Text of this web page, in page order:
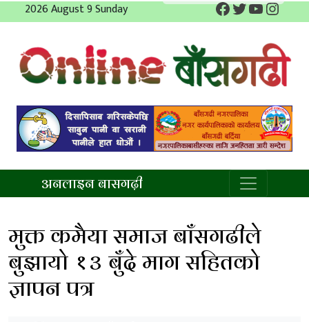
to
2026 August 9 Sunday Facebook
Twitter
YouTube
अनलाइन बासगढ़ी
मुक्त कमैया समाज बाँसगढीले
बुझायो १३ बुँदे माग सहितको
ज्ञापन पत्र